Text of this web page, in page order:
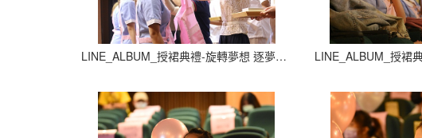
LINE_ALBUM_授裙典禮-旋轉夢想 逐夢飛翔_210927_24